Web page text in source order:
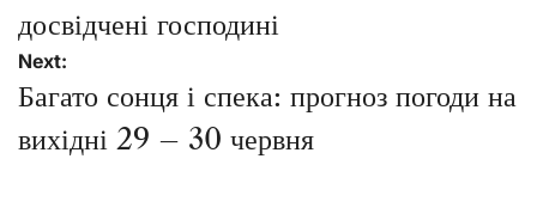
досвідчені господині
Next:
Багато сонця і спека: прогноз погоди на
вихідні 29 – 30 червня